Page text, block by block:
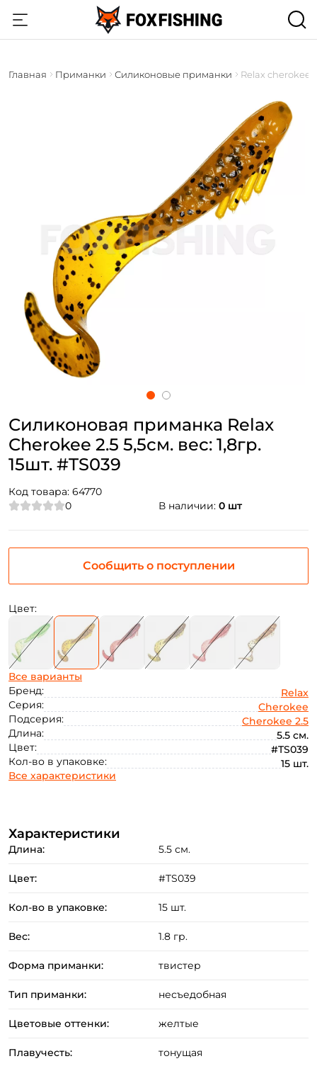
Главная Приманки Силиконовые приманки Relax cherokee
Силиконовая приманка Relax
Cherokee 2.5 5,5см. вес: 1,8гр.
15шт. #TS039
Код товара: 64770
0
В наличии: 0 шт
Цвет:
Все варианты
Бренд:
Relax
Серия:
Cherokee
Подсерия:
Cherokee 2.5
Длина:
5.5 см.
Цвет:
#TS039
Кол-во в упаковке:
15 шт.
Все характеристики
Сообщить о поступлении
Характеристики
Длина: 5.5 см.
Цвет: #TS039
Кол-во в упаковке: 15 шт.
Вес: 1.8 гр.
Форма приманки: твистер
Тип приманки: несъедобная
Цветовые оттенки: желтые
Плавучесть: тонущая